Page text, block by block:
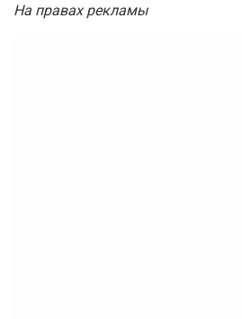
На правах рекламы